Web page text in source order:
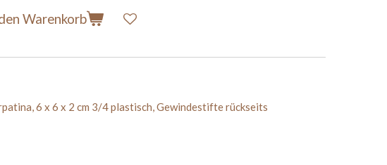
Warenkorb
6 x 6 x 2 cm 3/4 plastisch, Gewindestifte rückseits